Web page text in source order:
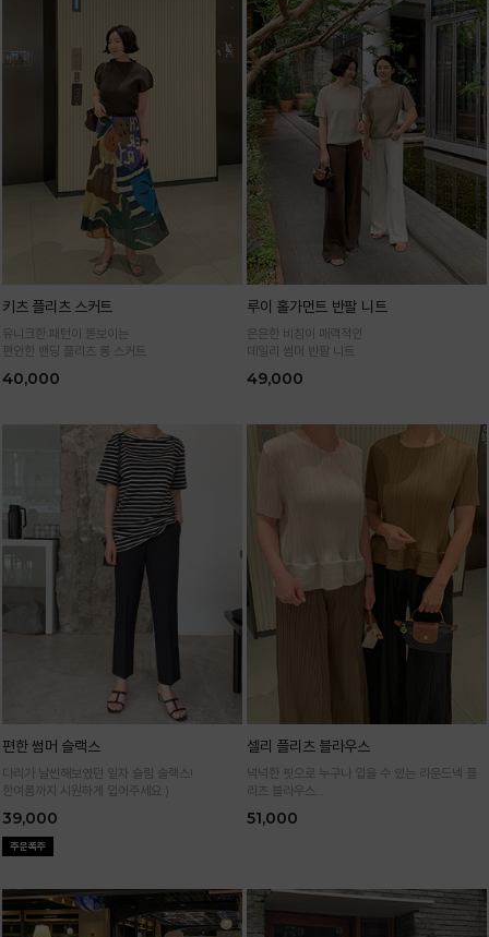
키츠 플리츠 스커트
유니크한 패턴이 돋보이는
편안한 밴딩 플리츠 롱 스커트
40,000
루이 홀가먼트 반팔 니트
은은한 비침이 매력적인
데일리 썸머 반팔 니트
49,000
편한 썸머 슬랙스
다리가 날씬해보였던 일자 슬림 슬랙스!
한여름까지 시원하게 입어주세요:)
39,000
셀리 플리츠 블라우스
넉넉한 핏으로 누구나 입을 수 있는 라운드넥 플
리츠 블라우스
51,000